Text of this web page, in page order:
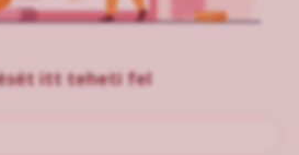
itt teheti fel